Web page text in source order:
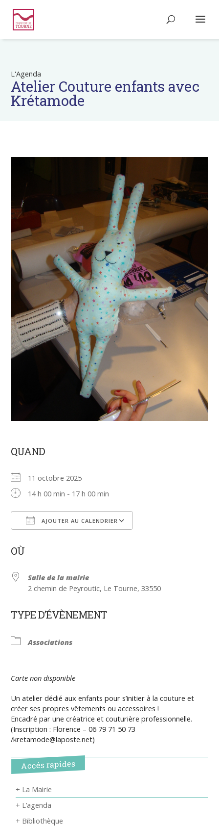
L'Agenda
Atelier Couture enfants avec
Krétamode
QUAND
11 octobre 2025
14 h 00 min - 17 h 00 min
AJOUTER AU CALENDRIER
OÙ
Salle de la mairie
2 chemin de Peyroutic, Le Tourne, 33550
TYPE D’ÉVÈNEMENT
Associations
Carte non disponible
Un atelier dédié aux enfants pour s’initier à la couture et
créer ses propres vêtements ou accessoires !
Encadré par une créatrice et couturière professionnelle.
(Inscription : Florence – 06 79 71 50 73
/kretamode@laposte.net)
Accés rapides
+ La Mairie
+ L’agenda
+ Bibliothèque